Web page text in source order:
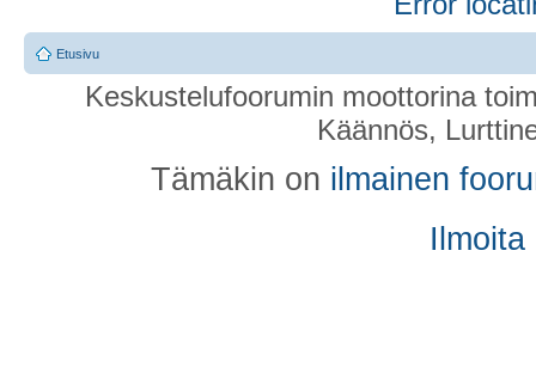
Etusivu
Keskustelufoorumin moottorina
Käännös,
Tämäkin on ilmainen